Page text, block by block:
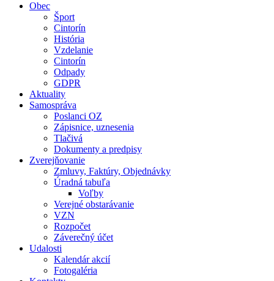
Obec
Šport
Cintorín
História
Vzdelanie
Cintorín
Odpady
GDPR
Aktuality
Samospráva
Poslanci OZ
Zápisnice, uznesenia
Tlačivá
Dokumenty a predpisy
Zverejňovanie
Zmluvy, Faktúry, Objednávky
Úradná tabuľa
Voľby
Verejné obstarávanie
VZN
Rozpočet
Záverečný účet
Udalosti
Kalendár akcií
Fotogaléria